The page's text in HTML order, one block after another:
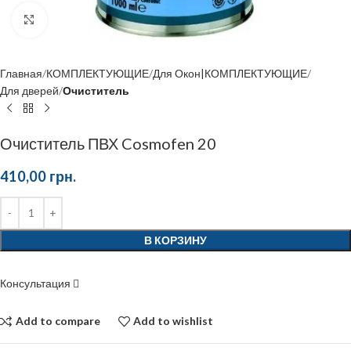
Click to enlarge
Главная КОМПЛЕКТУЮЩИЕ Для Окон|КОМПЛЕКТУЮЩИЕ
Для дверей Очиститель
Очиститель ПВХ Cosmofen 20
410,00 грн.
В КОРЗИНУ
Консультация
Add to compare Add to wishlist